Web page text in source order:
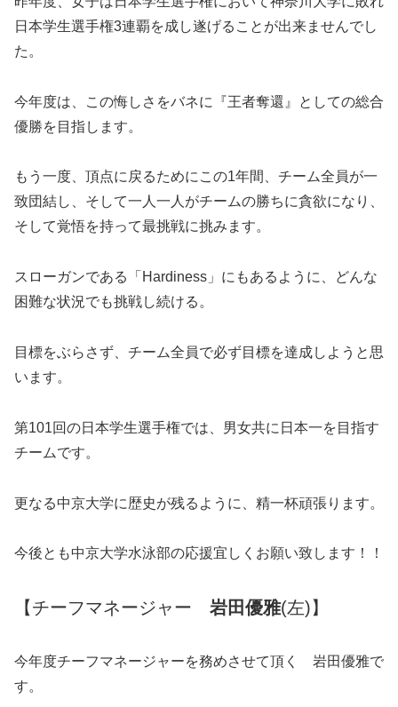
日本学生選手権3連覇を成し遂げることが出来ませんでし
た。
今年度は、この悔しさをバネに『王者奪還』としての総合
優勝を目指します。
もう一度、頂点に戻るためにこの1年間、チーム全員が一
致団結し、そして一人一人がチームの勝ちに貪欲になり、
そして覚悟を持って最挑戦に挑みます。
スローガンである「Hardiness」にもあるように、どんな
困難な状況でも挑戦し続ける。
目標をぶらさず、チーム全員で必ず目標を達成しようと思
います。
第101回の日本学生選手権では、男女共に日本一を目指す
チームです。
更なる中京大学に歴史が残るように、精一杯頑張ります。
今後とも中京大学水泳部の応援宜しくお願い致します！！
【チーフマネージャー 岩田優雅(左)】
今年度チーフマネージャーを務めさせて頂く 岩田優雅で
す。